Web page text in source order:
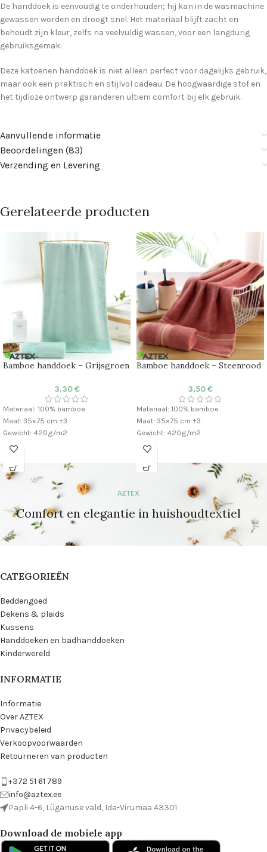
De handdoek is eenvoudig te onderhouden; hij kan in de wasmachine
gewassen worden en droogt snel. Het materiaal blijft zacht en
behoudt zijn kleur, zelfs na veelvuldig wassen, voor een langdurig
gebruiksgemak.
Deze katoenen handdoek is niet alleen perfect voor dagelijks gebruik,
maar ook een praktisch en stijlvol cadeau. De hoogwaardige stof en
het tijdloze ontwerp garanderen ultiem comfort bij elk gebruik.
Aanvullende informatie
Beoordelingen (83)
Verzending en Levering
Gerelateerde producten
Bamboe handdoek – Grijsgroen
3,30€
Materiaal: 100% bamboe
Maat: 35×75 cm ±3
Gewicht: 420g/m2
Bamboe handdoek – Steenrood
3,50€
Materiaal: 100% bamboe
Maat: 35×75 cm ±3
Gewicht: 420g/m2
AZTEX
Comfort en elegantie in huishoudtextiel
CATEGORIEËN
Beddengoed
Dekens & plaids
Kussens
Handdoeken en badhanddoeken
Kinderwereld
INFORMATIE
Informatie
Over AZTEX
Privacybeleid
Verkoopvoorwaarden
Retourneren van producten
+372 51 61 789
info@aztex.ee
Papli 4-6, Lüganuse vald, Ida-Virumaa 43301
Download de mobiele app